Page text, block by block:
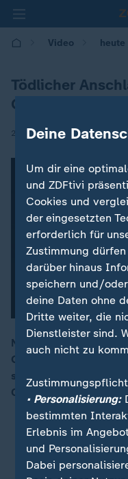
Video
Tödlicher
General
23.12.2025 | 00:00
Nach dem tödlichen
General "liegt der
sehr nahe", berichtet
Coerper aus Moskau.
Deine
Um dir eine
und ZDFtivi
Cookies und
der eingesetzten
erforderlich für
Zustimmung
darüber hinaus
speichern und/
deine Daten ohne
Dritte weiter, die
Dienstleister sind.
auch nicht zu
• Personalisierung:
bestimmten
Erlebnis im
und
Dabei